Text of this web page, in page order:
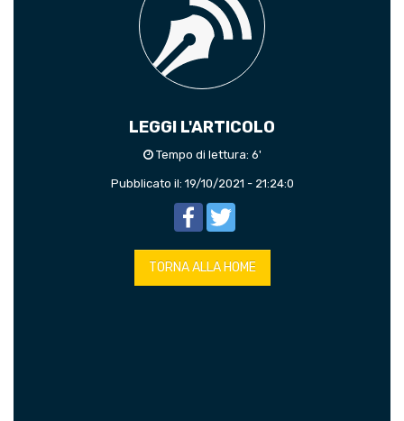
LEGGI L'ARTICOLO
Tempo di lettura: 6'
Pubblicato il: 19/10/2021 - 21:24:0
FacebookTwitter
TORNA ALLA HOME